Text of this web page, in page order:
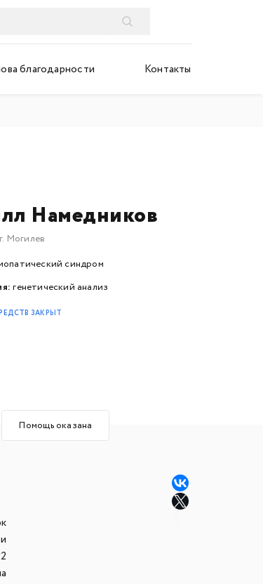
благодарности Контакты
Намедников
Могилев
синдром
генетический анализ
ЗАКРЫТ
Помощь оказана